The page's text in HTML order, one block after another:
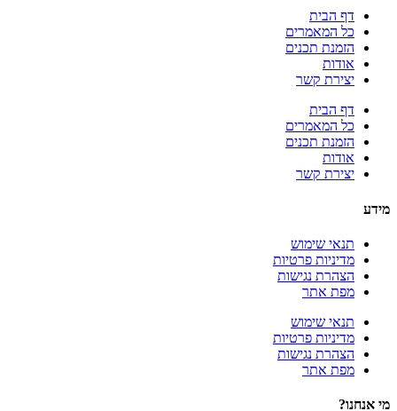
דף הבית
כל המאמרים
הזמנת תכנים
אודות
יצירת קשר
דף הבית
כל המאמרים
הזמנת תכנים
אודות
יצירת קשר
מידע
תנאי שימוש
מדיניות פרטיות
הצהרת נגישות
מפת אתר
תנאי שימוש
מדיניות פרטיות
הצהרת נגישות
מפת אתר
מי אנחנו?